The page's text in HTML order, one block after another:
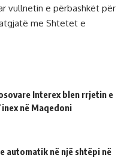
vullnetin e përbashkët për
me Shtetet e
Interex blen rrjetin e
në Maqedoni
automatik në një shtëpi në